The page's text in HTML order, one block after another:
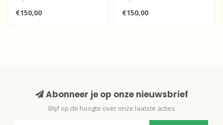
generatie van Martinus
Pieter R..
€150,00
generatie van Martinus
Pieter R..
€150,00
Abonneer je op onze nieuwsbrief
Blijf op de hoogte over onze laatste acties